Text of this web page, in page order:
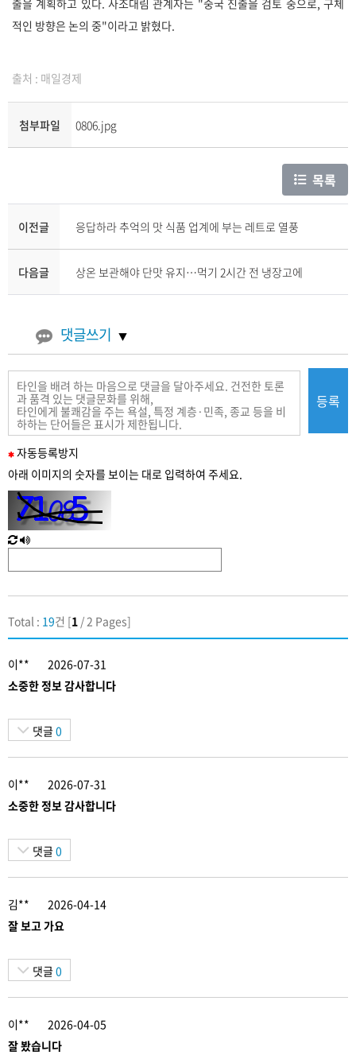
출을 계획하고 있다. 사조대림 관계자는 "중국 진출을 검토 중으로, 구체
적인 방향은 논의 중"이라고 밝혔다.
출처 : 매일경제
첨부파일 0806.jpg
목록
이전글 응답하라 추억의 맛 식품 업계에 부는 레트로 열풍
다음글 상온 보관해야 단맛 유지…먹기 2시간 전 냉장고에
댓글쓰기
필
수
력
자동등록방지
아래 이미지의 숫자를 보이는 대로 입력하여 주세요.
새
로
침
한
글
성
등록
Total : 19건 [1 / 2 Pages]
이**
2026-07-31
소중한 정보 감사합니다
댓글 0
이**
2026-07-31
소중한 정보 감사합니다
댓글 0
김**
2026-04-14
잘 보고 가요
댓글 0
이**
2026-04-05
잘 봤습니다